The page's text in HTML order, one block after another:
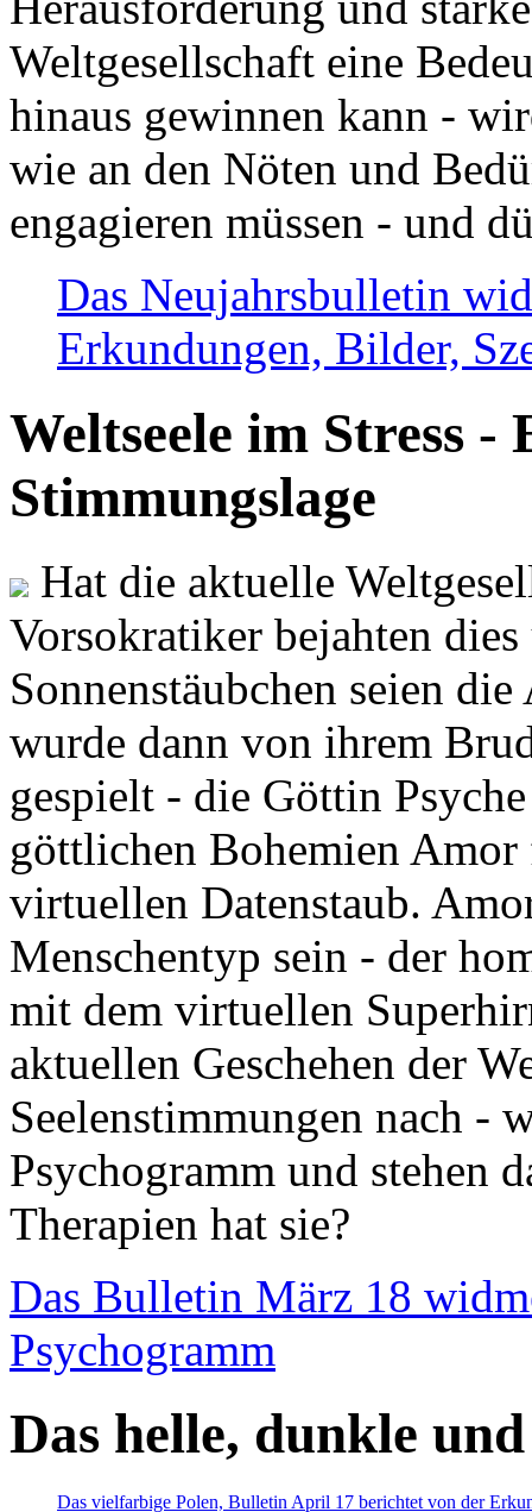
Weltgesellschaft eine
hinaus gewinnen kann -
wie an den Nöten und
engagieren müssen - und
Das Neujahrsbulletin
Erkundungen, Bilder,
Weltseele im Stress -
Stimmungslage
Hat die aktuelle
Vorsokratiker bejahten
Sonnenstäubchen seien
wurde dann von ihrem
gespielt - die Göttin
göttlichen Bohemien
virtuellen Datenstaub.
Menschentyp sein - der
mit dem virtuellen
aktuellen Geschehen der
Seelenstimmungen nach -
Psychogramm und stehen
Therapien hat sie?
Das Bulletin März 18
Psychogramm
Das helle, dunkle
Das vielfarbige Polen, Bulletin April 17 berichtet von der